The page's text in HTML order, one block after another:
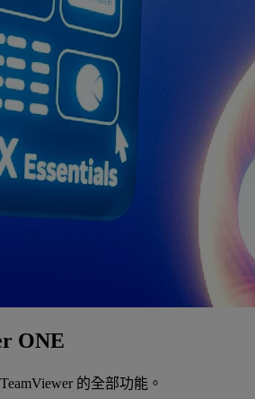
ONE
的全部功能。